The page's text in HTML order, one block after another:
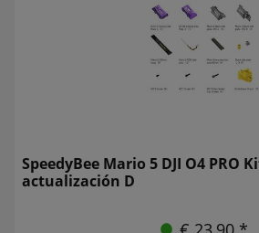
SpeedyBee Mario 5 DJI O4 PRO
actualización D